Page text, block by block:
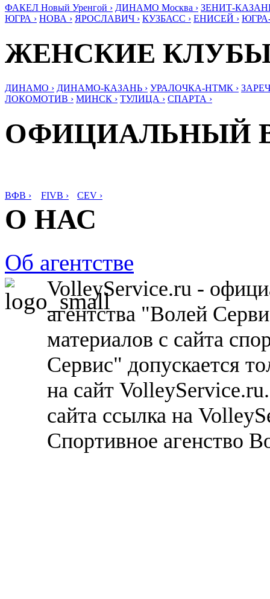
ФАКЕЛ Новый Уренгой › ДИНАМО Москва › ЗЕНИТ-
ЮГРА › НОВА › ЯРОСЛАВИЧ › КУЗБАСС › ЕНИСЕЙ ›
ЖЕНСКИЕ
ДИНАМО › ДИНАМО-КАЗАНЬ › УРАЛОЧКА-НТМК ›
ЛОКОМОТИВ › МИНСК › ТУЛИЦА › СПАРТА ›
ОФИЦИАЛЬНЫЙ
ВФВ › FIVB › CEV ›
О НАС
Об агентстве
VolleyService.ru -
агентства "Волей
материалов с сайта
Сервис" допускается
на сайт
сайта ссылка на
Спортивное агенство